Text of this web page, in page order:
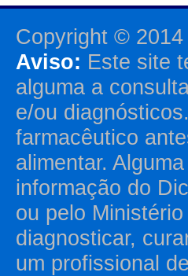
Copyright © 2014
Aviso: Este site
alguma a
e/ou
farmacêutico
alimentar.
informação do
ou pelo
diagnosticar,
um profissional